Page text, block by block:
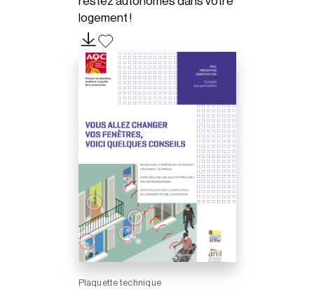
logement !
Plaquette technique